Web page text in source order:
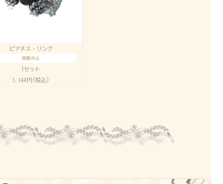
ピアネス・リング
掲載中止
1セット
1,144円(税込)